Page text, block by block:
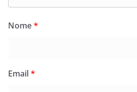
Nome*
Email*